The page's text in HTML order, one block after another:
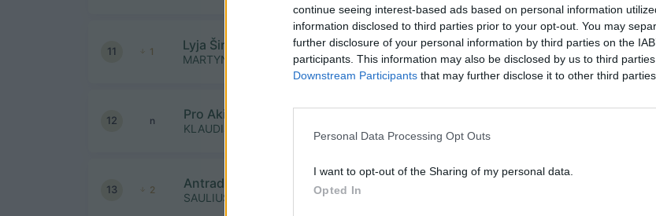
continue seeing interest-based ads based on personal information
information disclosed to third parties prior to your opt-out. You may
further disclosure of your personal information by third parties on the
participants. This information may also be disclosed by us to third
Downstream Participants that may further disclose it to other third parties.
Personal Data Processing Opt Outs
I want to opt-out of the Sharing of my personal data.
Opted In
11 1 Lyja Širdy
MARTYNAS KAVALIAUSKAS
12 n Pro Akis
KLAUDIJUS IR ORESTAS
13 2 Antradienis
SAULIUS PRUSAITIS